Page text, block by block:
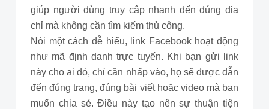
giúp người dùng truy cập nhanh đến đúng địa
chỉ mà không cần tìm kiếm thủ công.
Nói một cách dễ hiểu, link Facebook hoạt động
như mã định danh trực tuyến. Khi bạn gửi link
này cho ai đó, chỉ cần nhấp vào, họ sẽ được dẫn
đến đúng trang, đúng bài viết hoặc video mà bạn
muốn chia sẻ. Điều này tạo nên sự thuận tiện